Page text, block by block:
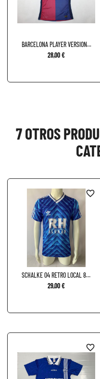
BARCELONA PLAYER VERSION...
28,00 €
7 OTROS
SCHALKE 04 RETRO LOCAL 88-
89
29,00 €
favorite_border
favorite_border